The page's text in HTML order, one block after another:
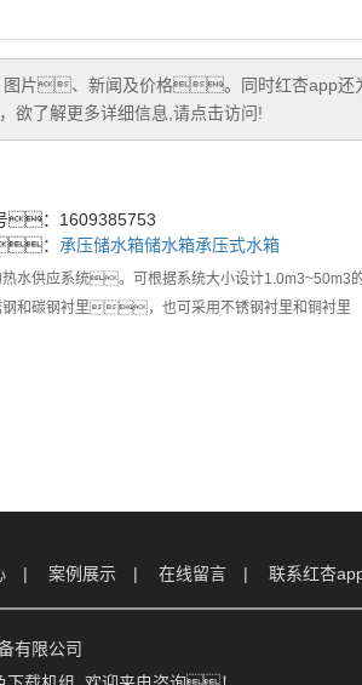
、新闻及价格。同时红杏app还
解更多详细信息,请点击访问!
：1609385753
： 承压储水箱储水箱承压式水箱
水供应系统。可根据系统大小设计1.0m3~50m3
碳钢衬里，也可采用不锈钢衬里和铜衬里
案例展示 在线留言 联系红杏
有限公司